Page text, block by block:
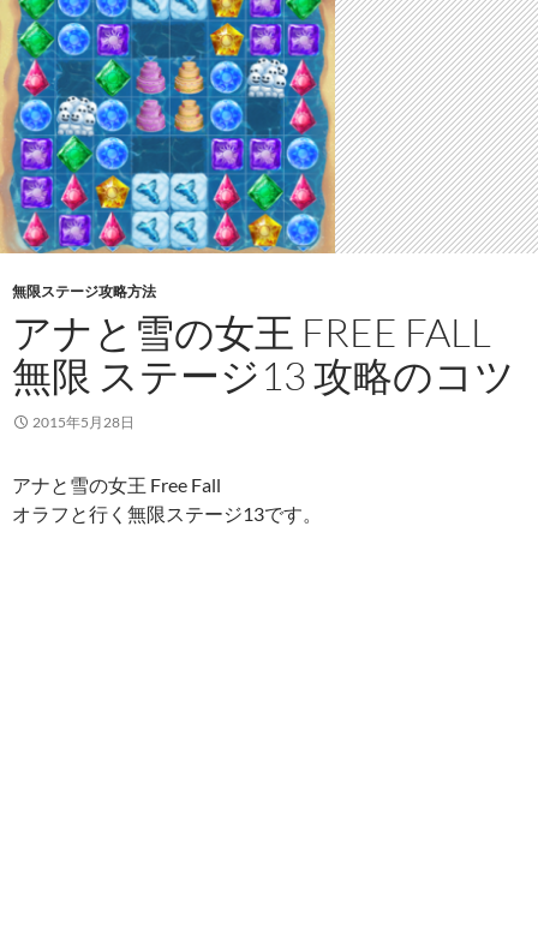
無限ステージ攻略方法
アナと雪の女王 FREE FALL
無限 ステージ13 攻略のコツ
2015年5月28日
アナと雪の女王 Free Fall
オラフと行く無限ステージ13です。